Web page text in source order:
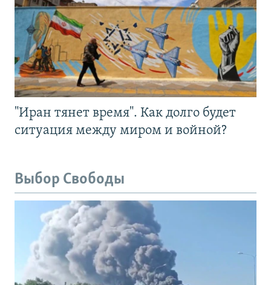
"Иран тянет время". Как долго будет
ситуация между миром и войной?
Выбор Свободы